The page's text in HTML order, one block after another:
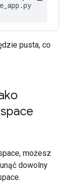
pusta, co
możesz
dowolny